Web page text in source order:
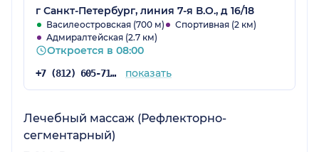
можно было у вас купить). Ну и как итог: мед
книжку в садике приняли, на что я потратила,
в общей сложности, пол дня (всего), и две с
половиной тысячи рублей. Что очень
дешево!!!! СПАСИБО большое!
г Санкт-Петербург, линия 7-я В.О., д 16/18
Василеостровская (700 м)
Спортивная (2 км)
Адмиралтейская (2.7 км)
Откроется в 08:00
+7 (812) 605-71-04 показать
Лечебный массаж (Рефлекторно-
сегментарный)